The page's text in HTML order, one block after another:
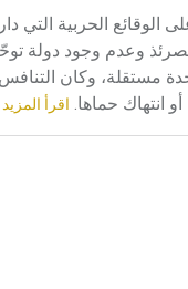
الحربية التي
عصرئذ وعدم وجود دولة
مستقلة، وكان
انتهاك حماها. اقرأ